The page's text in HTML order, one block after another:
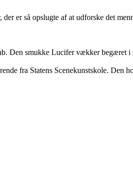
er så opslugte af at udforske det
Den smukke Lucifer vækker begæret i
fra Statens Scenekunstskole. Den